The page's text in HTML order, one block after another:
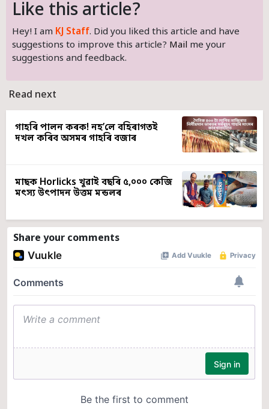
Like this article?
Hey! I am KJ Staff. Did you liked this article and have
suggestions to improve this article? Mail me your
suggestions and feedback.
Read next
গাহৰি পালন কৰক! নহ’লে বহিৰাগতই
দখল কৰিব অসমৰ গাহৰি বজাৰ
মাছক Horlicks খুৱাই বছৰি ৫,০০০ কেজি
মৎস্য উৎপাদন উত্তম মন্ডলৰ
Share your comments